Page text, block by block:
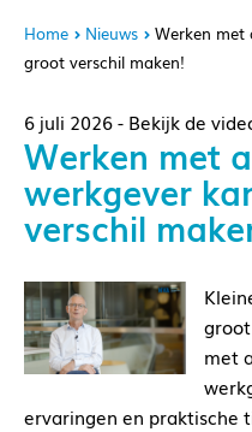
Home Nieuws
Werken met
groot verschil maken!
6 juli 2026 - Bekijk de
Werken met
werkgever
verschil
met
ervaringen en praktische